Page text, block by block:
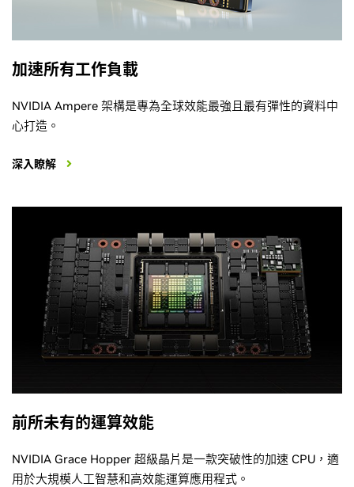
加速所有工作負載
NVIDIA Ampere 架構是專為全球效能最強且最有彈性的資料中
心打造。
深入瞭解
前所未有的運算效能
NVIDIA Grace Hopper 超級晶片是一款突破性的加速 CPU，適
用於大規模人工智慧和高效能運算應用程式。